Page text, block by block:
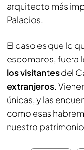
arquitecto más
Palacios.
El caso es que lo
escombros, fuera
los visitantesdel
extranjeros.
únicas, y las
como esas
nuestro